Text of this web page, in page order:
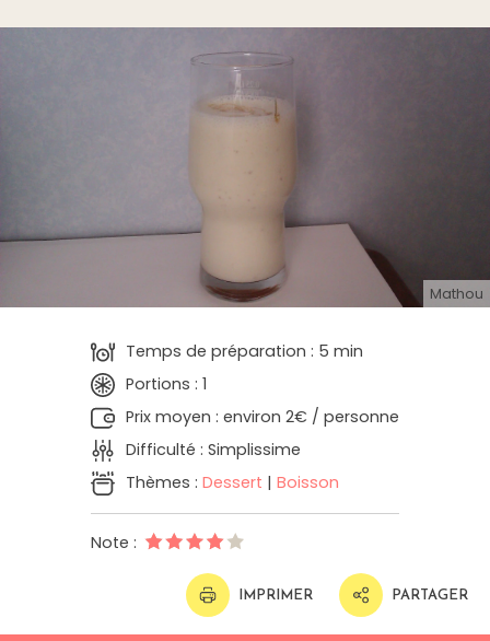
Mathou
Temps de préparation : 5 min
Portions : 1
Prix moyen : environ 2€ / personne
Difficulté : Simplissime
Thèmes : Dessert | Boisson
Note :
IMPRIMER PARTAGER